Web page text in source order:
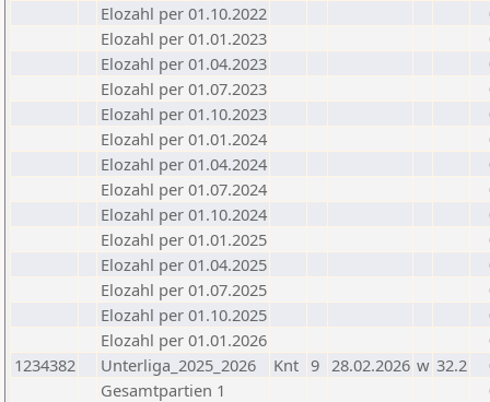
Elozahl per 01.10.2022
Elozahl per 01.01.2023
Elozahl per 01.04.2023
Elozahl per 01.07.2023
Elozahl per 01.10.2023
Elozahl per 01.01.2024
Elozahl per 01.04.2024
Elozahl per 01.07.2024
Elozahl per 01.10.2024
Elozahl per 01.01.2025
Elozahl per 01.04.2025
Elozahl per 01.07.2025
Elozahl per 01.10.2025
Elozahl per 01.01.2026
1234382
Unterliga_2025_2026 Knt 9 28.02.2026 w 32.2
Gesamtpartien 1